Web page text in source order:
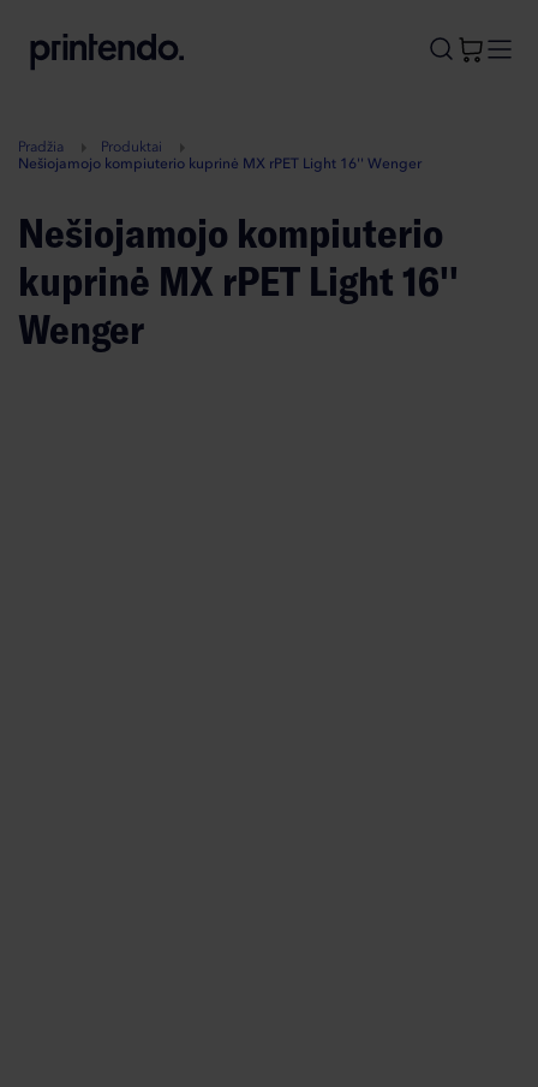
A
Pradžia
Produktai
Nešiojamojo kompiuterio kuprinė MX rPET Light 16'' Wenger
Nešiojamojo kompiuterio
kuprinė MX rPET Light 16''
Wenger